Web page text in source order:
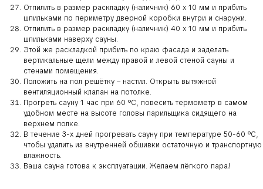
Отпилить в размер раскладку (наличник) 60 х 10 мм и прибить
шпильками по периметру дверной коробки внутри и снаружи.
Отпилить в размер раскладку (наличник) 40 х 10 мм и прибить
шпильками наверху сауны.
Этой же раскладкой прибить по краю фасада и заделать
вертикальные щели между правой и левой стеной сауны и
стенами помещения.
Положить на пол решётку – настил. Открыть вытяжной
вентиляционный клапан на потолке.
Прогреть сауну 1 час при 60 °С, повесить термометр в самом
удобном месте на высоте головы парильщика сидящего на
верхнем полке.
В течение 3-х дней прогревать сауну при температуре 50-60 °С,
чтобы удалить из внутренней обшивки остаточную и транспортную
влажность.
Ваша сауна готова к эксплуатации. Желаем лёгкого пара!